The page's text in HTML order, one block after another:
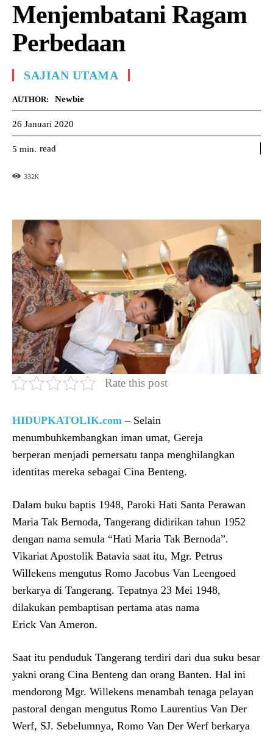
Menjembatani Ragam
Perbedaan
SAJIAN UTAMA
AUTHOR: Newbie
26 Januari 2020
5 min. read
332K
Rate this post
HIDUPKATOLIK.com – Selain
menumbuhkembangkan iman umat, Gereja
berperan menjadi pemersatu tanpa menghilangkan
identitas mereka sebagai Cina Benteng.
Dalam buku baptis 1948, Paroki Hati Santa Perawan
Maria Tak Bernoda, Tangerang didirikan tahun 1952
dengan nama semula “Hati Maria Tak Bernoda”.
Vikariat Apostolik Batavia saat itu, Mgr. Petrus
Willekens mengutus Romo Jacobus Van Leengoed
berkarya di Tangerang. Tepatnya 23 Mei 1948,
dilakukan pembaptisan pertama atas nama
Erick Van Ameron.
Saat itu penduduk Tangerang terdiri dari dua suku besar
yakni orang Cina Benteng dan orang Banten. Hal ini
mendorong Mgr. Willekens menambah tenaga pelayan
pastoral dengan mengutus Romo Laurentius Van Der
Werf, SJ. Sebelumnya, Romo Van Der Werf berkarya